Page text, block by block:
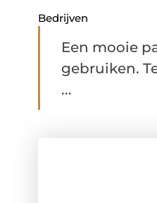
Bedrijven
Een mooie
gebruiken.
...